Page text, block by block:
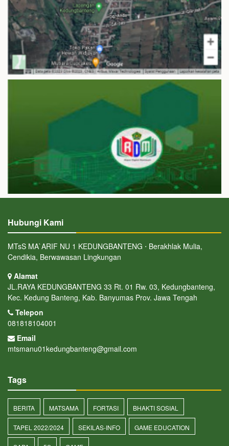
Hubungi Kami
MTsS MA`ARIF NU 1 KEDUNGBANTENG ⋅ Berakhlak Mulia,
Cendikia, Berwawasan Lingkungan
Alamat
JL.RAYA KEDUNGBANTENG 33 Rt. 01 Rw. 03, Kedungbanteng,
Kec. Kedung Banteng, Kab. Banyumas Prov. Jawa Tengah
Telepon
081818104001
Email
mtsmanu01kedungbanteng@gmail.com
Tags
BERITA MATSAMA FORTASI BHAKTI SOSIAL
TAPEL 2022/2024 SEKILAS-INFO GAME EDUCATION